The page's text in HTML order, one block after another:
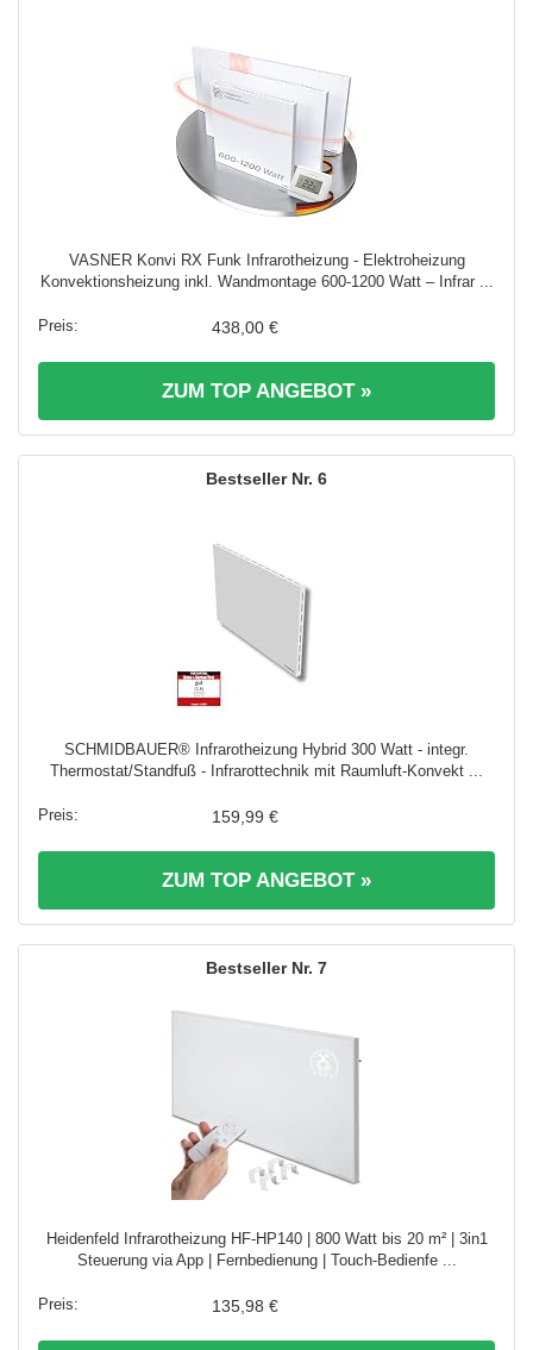
VASNER Konvi RX Funk Infrarotheizung - Elektroheizung
Konvektionsheizung inkl. Wandmontage 600-1200 Watt – Infrar ...
438,00 €
ZUM TOP ANGEBOT »
6
SCHMIDBAUER® Infrarotheizung Hybrid 300 Watt - integr.
Thermostat/Standfuß - Infrarottechnik mit Raumluft-Konvekt ...
159,99 €
ZUM TOP ANGEBOT »
7
Heidenfeld Infrarotheizung HF-HP140 | 800 Watt bis 20 m² | 3in1
Steuerung via App | Fernbedienung | Touch-Bedienfe ...
135,98 €